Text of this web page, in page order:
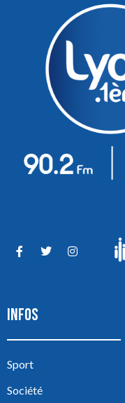
INFOS
Sport
Société